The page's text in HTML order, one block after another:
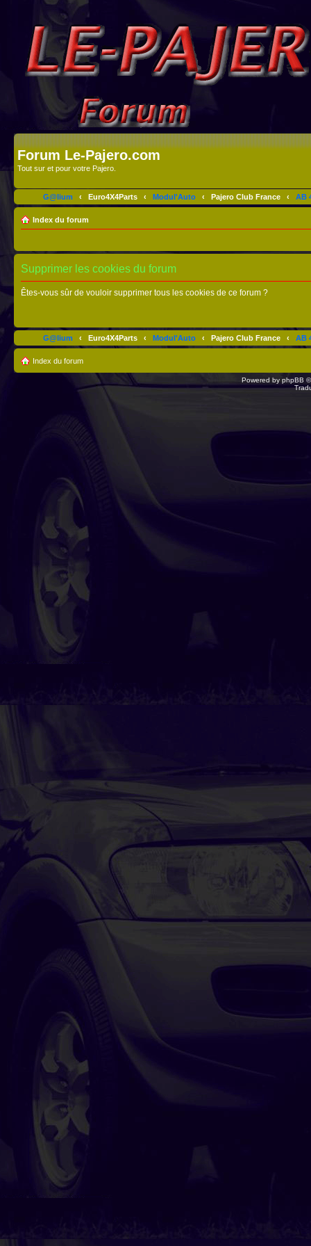
Forum Le-Pajero.com
Tout sur et pour votre Pajero.
G@lium ‹ Euro4X4Parts ‹ Modul'Auto ‹ Pajero Club France ‹ AB
Index du forum
Supprimer les cookies du forum
Êtes-vous sûr de vouloir supprimer tous les cookies de ce forum ?
G@lium ‹ Euro4X4Parts ‹ Modul'Auto ‹ Pajero Club France ‹ AB
Index du forum
Powered by phpBB